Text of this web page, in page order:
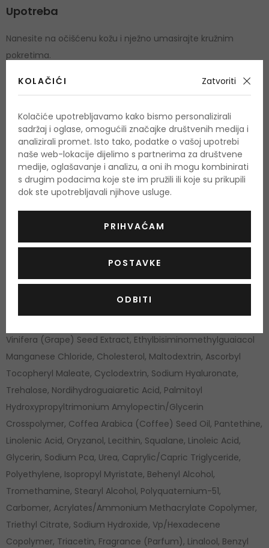
Upotreba
Nanesite na očišćenu kožu i nježno umasirajte kružnim
pokretima.
Količina i sastojci
Količina: 30 ml
Water\Aqua\Eau, Ethylhexyl Methoxycinnamate, Ethylhexyl
Salicylate, Dimethicone, Caprylic/Capric/Myristic/Stearic
Triglyceride, Butylene Glycol, Cyclopentasiloxane, Cetyl
Ricinoleate, Steareth-2, Di-C12-15 Alkyl Fumarate,
Glycol, Steareth-21, Hydrogenated Lecithin, Aspalathus
(Barley) Extract\Extrait D'Orge, Saccharomyces Lysate
Vinifera (Grape) Seed Extract, Ethylbisiminomethylguaiacol
Manganese Chloride, Cholesterol, Maltodextrin, Ascorbyl
Tocopheryl Maleate, Cyclodextrin, Sodium Hyaluronate,
Trehalose, Nordihydroguaiaretic Acid, Palmitoyl
Hydroxypropyltrimonium Amylopectin/Glycerin
Crosspolymer, Coffea Arabica (Coffee) Seed Oil, Pantethine,
Linolenic Acid, Oryzanol, Lecithin, Squalane, Linoleic Acid,
Glycerin, Sodium Pca, Urea, Caprylic/Capric Triglyceride,
Polyethylene, Isopropyl Myristate, Behenyl Alcohol,
Tromethamine, Stearyl Alcohol, Polyquaternium-51,
Carbomer, Acrylates/Ammonium Methacrylate Copolymer,
Triethyl Citrate, Sodium Hydroxide, Vp/Hexadecene
Copolymer, Triacetin, Fragrance (Parfum), Linalool, Benzyl
KOLAČIĆI Zatvoriti
Kolačiće upotrebljavamo kako bismo personalizirali
sadržaj i oglase, omogućili značajke društvenih medija i
analizirali promet. Isto tako, podatke o vašoj upotrebi
naše web-lokacije dijelimo s partnerima za društvene
medije, oglašavanje i analizu, a oni ih mogu kombinirati
s drugim podacima koje ste im pružili ili koje su prikupili
dok ste upotrebljavali njihove usluge.
PRIHVAĆAM
POSTAVKE
ODBITI